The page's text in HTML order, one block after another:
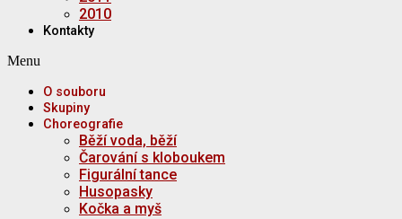
2010
Kontakty
Menu
O souboru
Skupiny
Choreografie
Běží voda, běží
Čarování s kloboukem
Figurální tance
Husopasky
Kočka a myš